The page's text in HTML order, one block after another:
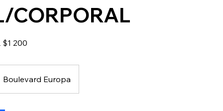
CORPORAL
$1 200
Boulevard Europa